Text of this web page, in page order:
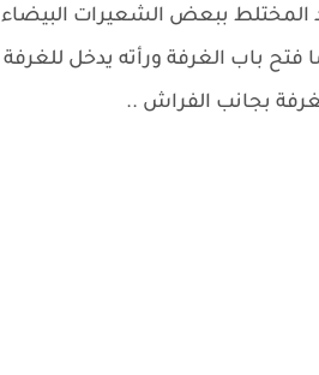
المختلط ببعض الشعيرات البيضاء
باب الغرفة ورأته يدخل للغرفة
بجانب الفراش ..